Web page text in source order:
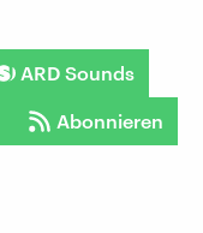
ARD Sounds
Abonnieren